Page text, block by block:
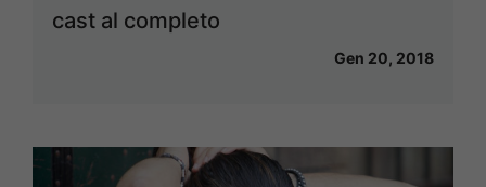
cast al completo
Gen 20, 2018